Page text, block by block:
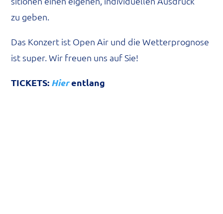
zu geben.
Das Kon­zert ist Open Air und die Wet­ter­pro­gno­se
ist super. Wir freu­en uns auf Sie!
TICKETS: Hierentlang